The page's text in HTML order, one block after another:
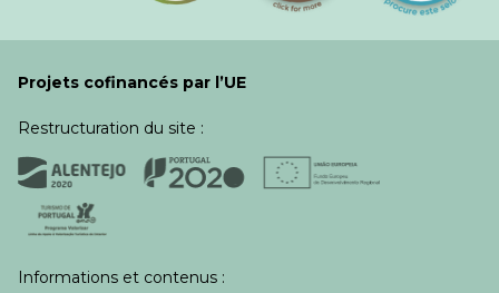
Projets cofinancés par l’UE
Restructuration du site :
Informations et contenus :